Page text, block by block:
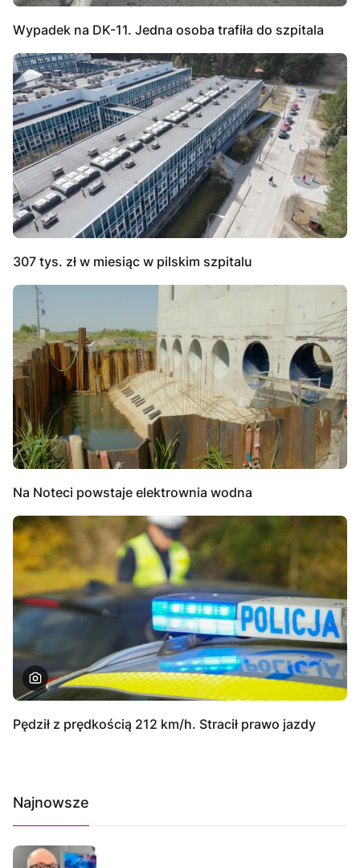
Wypadek na DK-11. Jedna osoba trafiła do szpitala
307 tys. zł w miesiąc w pilskim szpitalu
Na Noteci powstaje elektrownia wodna
Pędził z prędkością 212 km/h. Stracił prawo jazdy
Najnowsze